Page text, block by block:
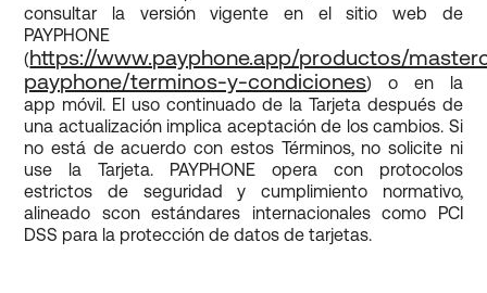
consultar la versión vigente en el sitio web de
PAYPHONE
(https://www.payphone.app/productos/
payphone/terminos-y-condiciones) o en la
app móvil. El uso continuado de la Tarjeta después de
una actualización implica aceptación de los cambios. Si
no está de acuerdo con estos Términos, no solicite ni
use la Tarjeta. PAYPHONE opera con protocolos
estrictos de seguridad y cumplimiento normativo,
alineado scon estándares internacionales como PCI
DSS para la protección de datos de tarjetas.